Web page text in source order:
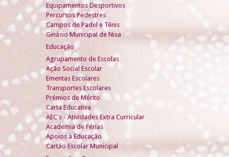
Equipamentos Desportivos
Percursos Pedestres
Campos de Padel e Ténis
Ginásio Municipal de Nisa
Educação
Agrupamento de Escolas
Ação Social Escolar
Ementas Escolares
Transportes Escolares
Prémios de Mérito
Carta Educativa
AEC's - Atividades Extra Curricular
Academia de Férias
Apoios à Educação
Cartão Escolar Municipal